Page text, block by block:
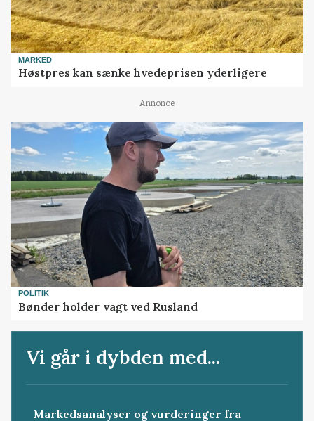
MARKED
Høstpres kan sænke hvedeprisen yderligere
Annonce
POLITIK
Bønder holder vagt ved Rusland
Vi går i dybden med...
Markedsanalyser og vurderinger fra